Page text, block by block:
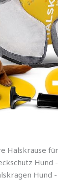
Halskrause
Hund
Hund -